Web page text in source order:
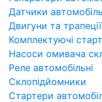
Датчики
Двигуни та
Комплектуючі
Насоси омивача
Реле автомобільні
Склопідйомники
Стартери